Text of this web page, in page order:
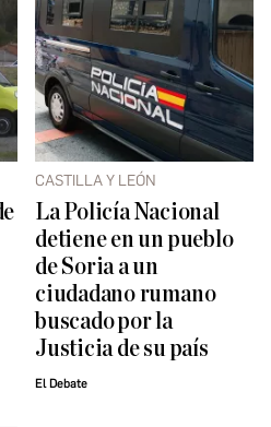
CASTILLA Y LEÓN
La Policía Nacional
detiene en un pueblo
de Soria a un
ciudadano rumano
buscado por la
Justicia de su país
El Debate